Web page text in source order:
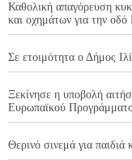
Καθολική απαγόρευση
και οχημάτων για την
Σε ετοιμότητα ο Δήμος
Ξεκίνησε η υποβολή
Ευρωπαϊκού
Θερινό σινεμά για παιδιά